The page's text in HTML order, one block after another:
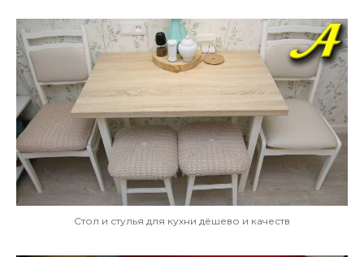
Стол и стулья для кухни дёшево и качеств